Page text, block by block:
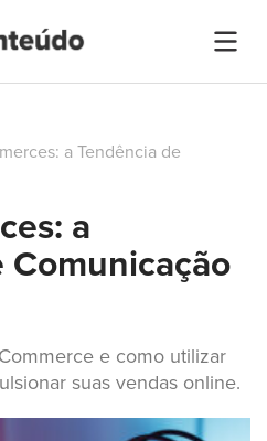
a Tendência de
a
Comunicação
e como utilizar
suas vendas online.